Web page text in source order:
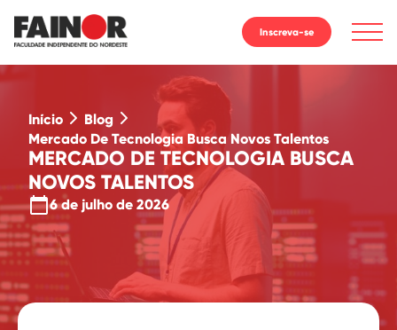
Inscreva-se
Início
Blog
Mercado De Tecnologia Busca Novos Talentos
MERCADO DE TECNOLOGIA BUSCA
NOVOS TALENTOS
calendar_today6 de julho de 2026